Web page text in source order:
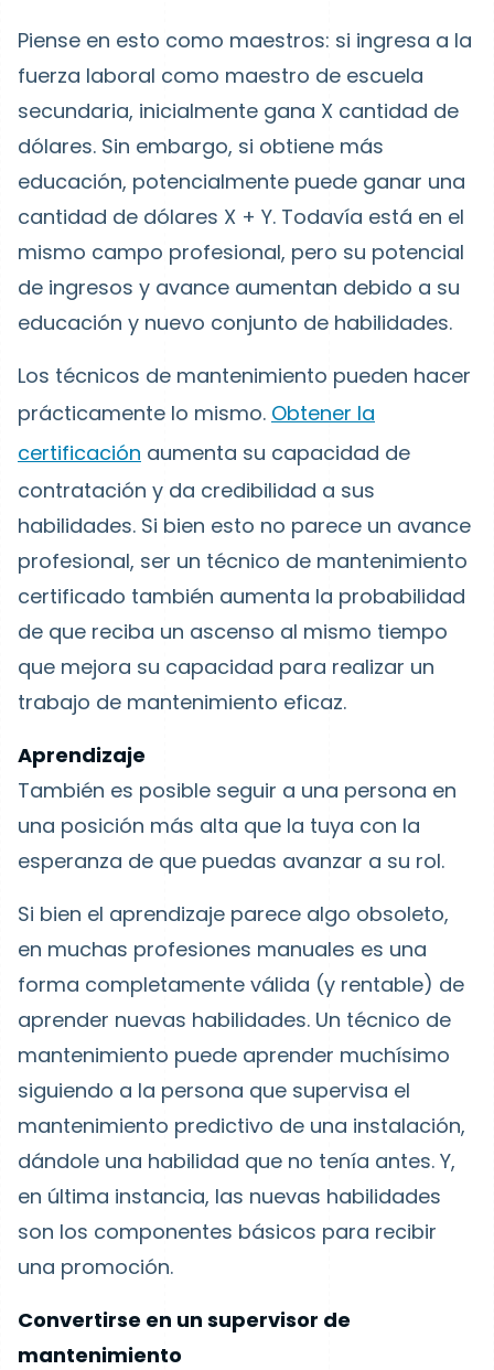
Piense en esto como maestros: si ingresa a la
fuerza laboral como maestro de escuela
secundaria, inicialmente gana X cantidad de
dólares. Sin embargo, si obtiene más
educación, potencialmente puede ganar una
cantidad de dólares X + Y. Todavía está en el
mismo campo profesional, pero su potencial
de ingresos y avance aumentan debido a su
educación y nuevo conjunto de habilidades.
Los técnicos de mantenimiento pueden hacer
prácticamente lo mismo. Obtener la
certificación aumenta su capacidad de
contratación y da credibilidad a sus
habilidades. Si bien esto no parece un avance
profesional, ser un técnico de mantenimiento
certificado también aumenta la probabilidad
de que reciba un ascenso al mismo tiempo
que mejora su capacidad para realizar un
trabajo de mantenimiento eficaz.
Aprendizaje
También es posible seguir a una persona en
una posición más alta que la tuya con la
esperanza de que puedas avanzar a su rol.
Si bien el aprendizaje parece algo obsoleto,
en muchas profesiones manuales es una
forma completamente válida (y rentable) de
aprender nuevas habilidades. Un técnico de
mantenimiento puede aprender muchísimo
siguiendo a la persona que supervisa el
mantenimiento predictivo de una instalación,
dándole una habilidad que no tenía antes. Y,
en última instancia, las nuevas habilidades
son los componentes básicos para recibir
una promoción.
Convertirse en un supervisor de
mantenimiento